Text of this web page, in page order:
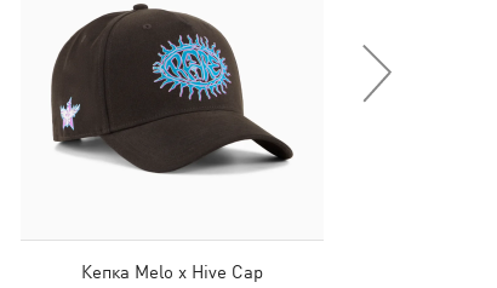
Кепка Melo x Hive Cap